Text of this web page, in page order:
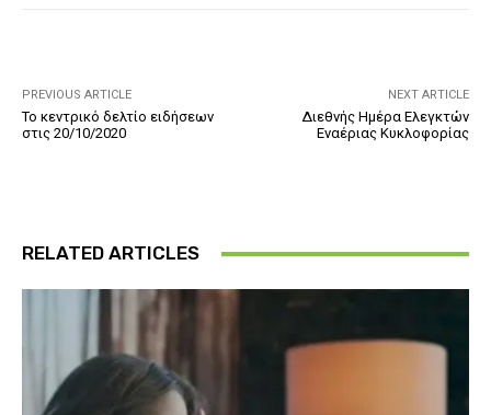
PREVIOUS ARTICLE
Το κεντρικό δελτίο ειδήσεων
στις 20/10/2020
NEXT ARTICLE
Διεθνής Ημέρα Ελεγκτών
Εναέριας Κυκλοφορίας
RELATED ARTICLES